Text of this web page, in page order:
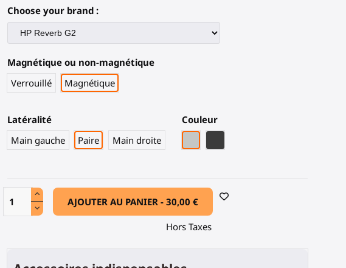
Choose your brand :
Magnétique ou non-magnétique
Verrouillé
Magnétique
Latéralité
Main gauche
Paire Main droite
Couleur
AJOUTER AU PANIER -30,00 €
Hors Taxes